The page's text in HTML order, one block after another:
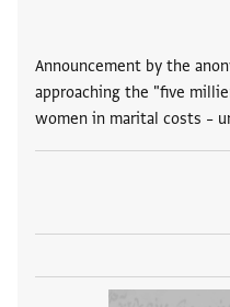
Announcement by the
approaching the "five
women in marital costs –